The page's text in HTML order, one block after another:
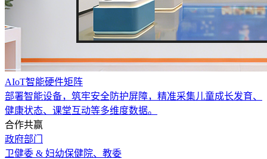
AIoT智能硬件矩阵
部署智能设备，筑牢安全防护屏障，精准采集儿童成长发育、
健康状态、课堂互动等多维度数据。
合作共赢
政府部门
卫健委 & 妇幼保健院、教委